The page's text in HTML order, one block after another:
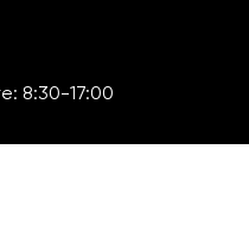
8:30-17:00